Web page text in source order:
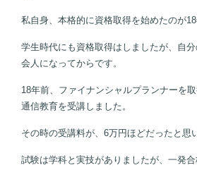
私自身、本格的に資格取得を始めたのが18
学生時代にも資格取得はしましたが、自
会人になってからです。
18年前、ファイナンシャルプランナーを
通信教育を受講しました。
その時の受講料が、 6万円ほどだったと思
試験は学科と実技がありましたが、一発